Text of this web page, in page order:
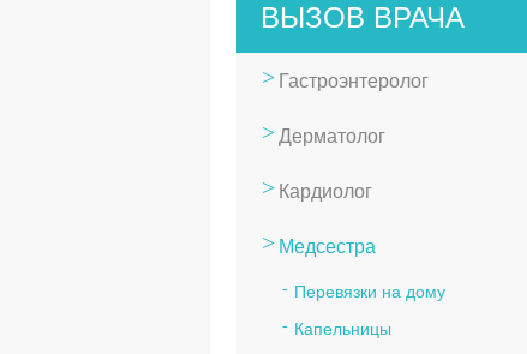
ВЫЗОВ ВРАЧА
Гастроэнтеролог
Дерматолог
Кардиолог
Медсестра
Перевязки на дому
Капельницы